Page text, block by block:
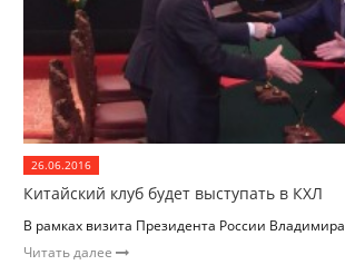
26.06.2016
Китайский клуб будет выступать в КХЛ
В рамках визита Президента России Владимира
Читать далее